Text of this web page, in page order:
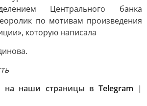
Центрального банка
по мотивам произведения
которую написала
на наши страницы в Telegram |